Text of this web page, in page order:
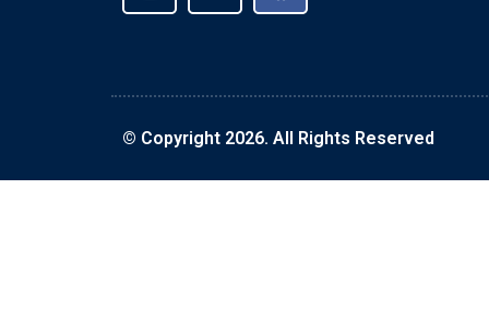
© Copyright 2026. All Rights Reserved